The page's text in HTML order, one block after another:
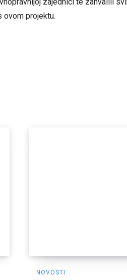
ovom projektu.
NOVOSTI